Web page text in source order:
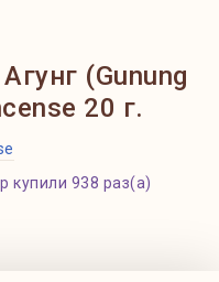
(Gunung
20 г.
купили 938 раз(а)